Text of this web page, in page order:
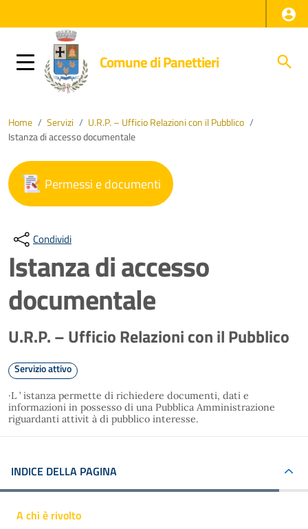
Comune di Panettieri
Home / Servizi / U.R.P. – Ufficio Relazioni con il Pubblico /
Istanza di accesso documentale
Permessi e documenti
Condividi
Istanza di accesso
documentale
U.R.P. – Ufficio Relazioni con il Pubblico
Servizio attivo
·L ’ istanza permette di richiedere documenti, dati e
informazioni in possesso di una Pubblica Amministrazione
riguardanti attivit à di pubblico interesse.
INDICE DELLA PAGINA
A chi è rivolto